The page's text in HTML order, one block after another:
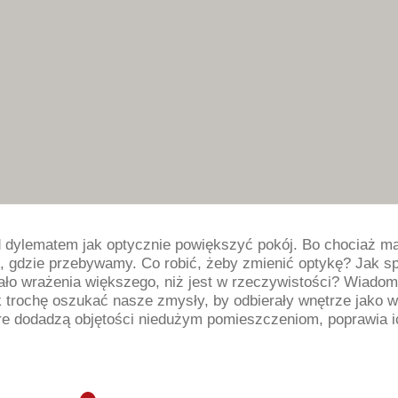
jak optycznie powiększyć pokój. Bo chociaż
przebywamy. Co robić, żeby zmienić optykę? Jak
wrażenia większego, niż jest w rzeczywistości?
oszukać nasze zmysły, by odbierały wnętrze
dodadzą objętości niedużym pomieszczeniom,